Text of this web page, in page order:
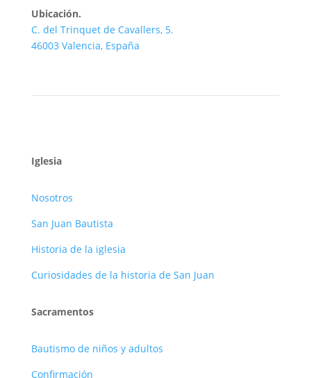
Ubicación.
C. del Trinquet de Cavallers, 5.
46003 Valencia, España
Iglesia
Nosotros
San Juan Bautista
Historia de la iglesia
Curiosidades de la historia de San Juan
Sacramentos
Bautismo de niños y adultos
Confirmación